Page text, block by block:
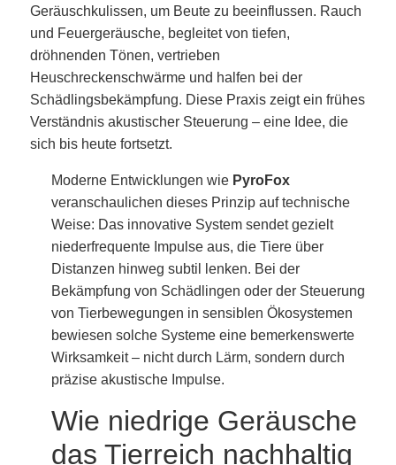
Geräuschkulissen, um Beute zu beeinflussen. Rauch
und Feuergeräusche, begleitet von tiefen,
dröhnenden Tönen, vertrieben
Heuschreckenschwärme und halfen bei der
Schädlingsbekämpfung. Diese Praxis zeigt ein frühes
Verständnis akustischer Steuerung – eine Idee, die
sich bis heute fortsetzt.
Moderne Entwicklungen wie PyroFox
veranschaulichen dieses Prinzip auf technische
Weise: Das innovative System sendet gezielt
niederfrequente Impulse aus, die Tiere über
Distanzen hinweg subtil lenken. Bei der
Bekämpfung von Schädlingen oder der Steuerung
von Tierbewegungen in sensiblen Ökosystemen
bewiesen solche Systeme eine bemerkenswerte
Wirksamkeit – nicht durch Lärm, sondern durch
präzise akustische Impulse.
Wie niedrige Geräusche
das Tierreich nachhaltig